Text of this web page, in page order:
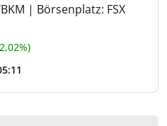
| Börsenplatz: FSX